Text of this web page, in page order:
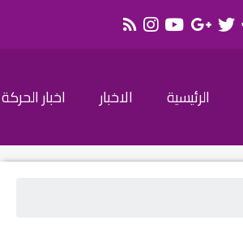
الرئيسية الاخبار اخبار الحركة